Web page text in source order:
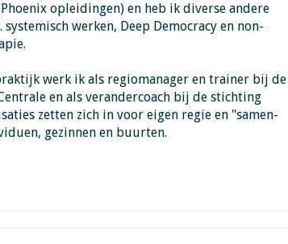
opleidingen) en heb ik diverse andere
werken, Deep Democracy en non-
werk ik als regiomanager en trainer bij de
en als verandercoach bij de stichting
zetten zich in voor eigen regie en "samen-
gezinnen en buurten.